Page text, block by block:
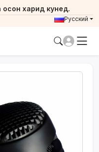
харид кунед.
Русский